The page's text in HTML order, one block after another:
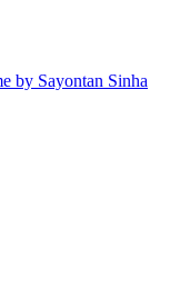
by Sayontan Sinha